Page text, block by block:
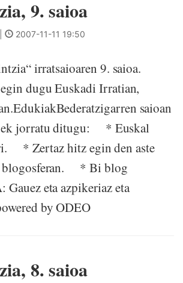
9. saioa
2007-11-11 19:50
irratsaioaren 9. saioa.
dugu Euskadi Irratian,
saioan
jorratu ditugu: * Euskal
* Zertaz hitz egin den aste
blogosferan. * Bi blog
eta azpikeriaz eta
by ODEO
8. saioa